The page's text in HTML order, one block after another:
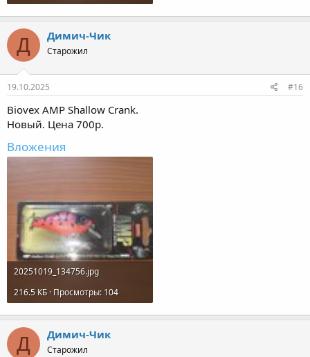
Д Димич-Чик
Старожил
19.10.2025 #16
Biovex AMP Shallow Crank.
Новый. Цена 700р.
Вложения
20251019_134756.jpg
216.5 КБ · Просмотры: 104
Д Димич-Чик
Старожил